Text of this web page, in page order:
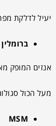
יעיל לדלקת
ברומלין
אנזים המופק
מעל הכול
MSM